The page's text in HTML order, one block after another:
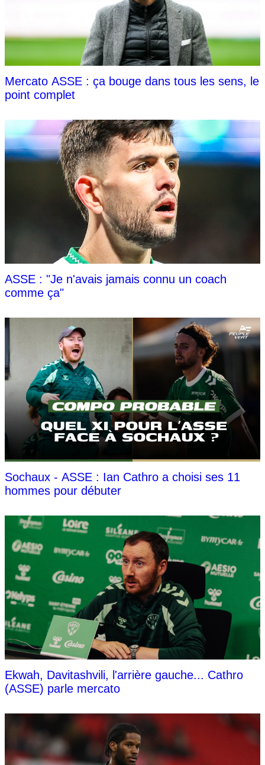
Mercato ASSE : ça bouge dans tous les sens, le
point complet
ASSE : "Je n'avais jamais connu un coach
comme ça"
Sochaux - ASSE : Ian Cathro a choisi ses 11
hommes pour débuter
Ekwah, Davitashvili, l'arrière gauche... Cathro
(ASSE) parle mercato